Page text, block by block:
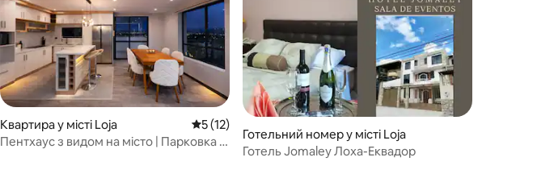
Квартира у місті Loja Середня оцінка: 5 з 5, відгуки: 12
5 (12)
Пентхаус з видом на місто | Парковка |
Готельний номер у місті Loja
Готель Jomaley Лоха-Еквадор